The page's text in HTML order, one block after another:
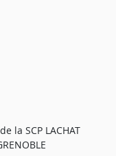
la SCP LACHAT